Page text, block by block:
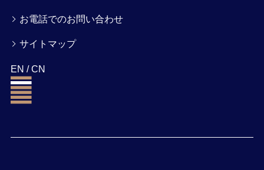
お電話でのお問い合わせ
サイトマップ
EN /CN